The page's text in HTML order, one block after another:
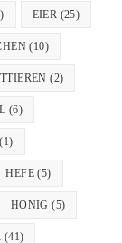
EIER (25)
(10)
(2)
(6)
(1)
HEFE (5)
HONIG (5)
(41)